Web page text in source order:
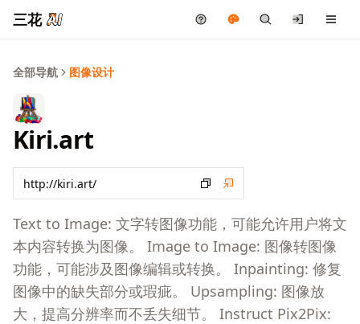
三花
全部导航 图像设计
Kiri.art
Text to Image: 文字转图像功能，可能允许用户将文
本内容转换为图像。 Image to Image: 图像转图像
功能，可能涉及图像编辑或转换。 Inpainting: 修复
图像中的缺失部分或瑕疵。 Upsampling: 图像放
大，提高分辨率而不丢失细节。 Instruct Pix2Pix: